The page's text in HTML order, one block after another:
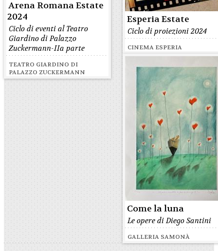
Arena Romana Estate
2024
Ciclo di eventi al Teatro
Giardino di Palazzo
Zuckermann-IIa parte
TEATRO GIARDINO DI
PALAZZO ZUCKERMANN
Esperia Estate
Ciclo di proiezioni 2024
CINEMA ESPERIA
Come la luna
Le opere di Diego Santini
GALLERIA SAMONÀ